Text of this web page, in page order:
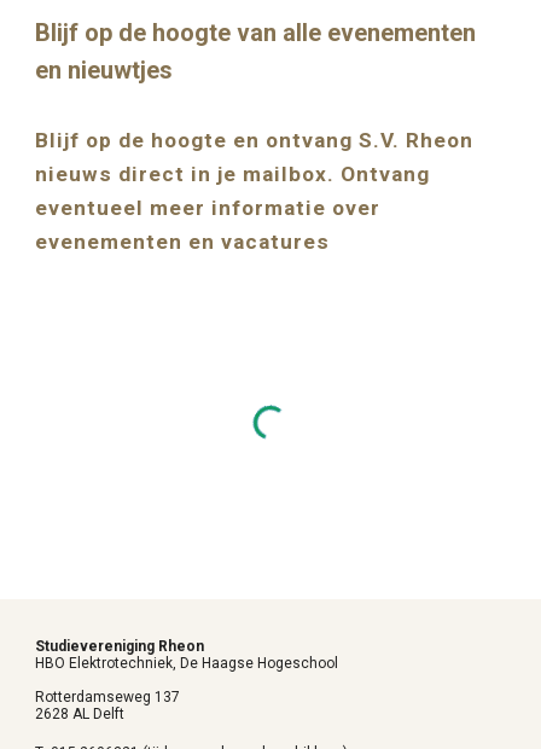
Blijf op de hoogte van alle evenementen
en nieuwtjes
Blijf op de hoogte en ontvang S.V. Rheon
nieuws direct in je mailbox. Ontvang
eventueel meer informatie over
evenementen en vacatures
Studievereniging Rheon
HBO Elektrotechniek, De Haagse Hogeschool
Rotterdamseweg 137
2628 AL Delft